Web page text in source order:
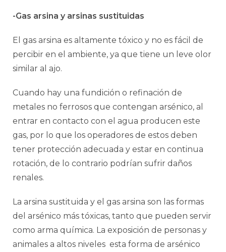
-Gas arsina y arsinas sustituidas
El gas arsina es altamente tóxico y no es fácil de
percibir en el ambiente, ya que tiene un leve olor
similar al ajo.
Cuando hay una fundición o refinación de
metales no ferrosos que contengan arsénico, al
entrar en contacto con el agua producen este
gas, por lo que los operadores de estos deben
tener protección adecuada y estar en continua
rotación, de lo contrario podrían sufrir daños
renales.
La arsina sustituida y el gas arsina son las formas
del arsénico más tóxicas, tanto que pueden servir
como arma química. La exposición de personas y
animales a altos niveles esta forma de arsénico